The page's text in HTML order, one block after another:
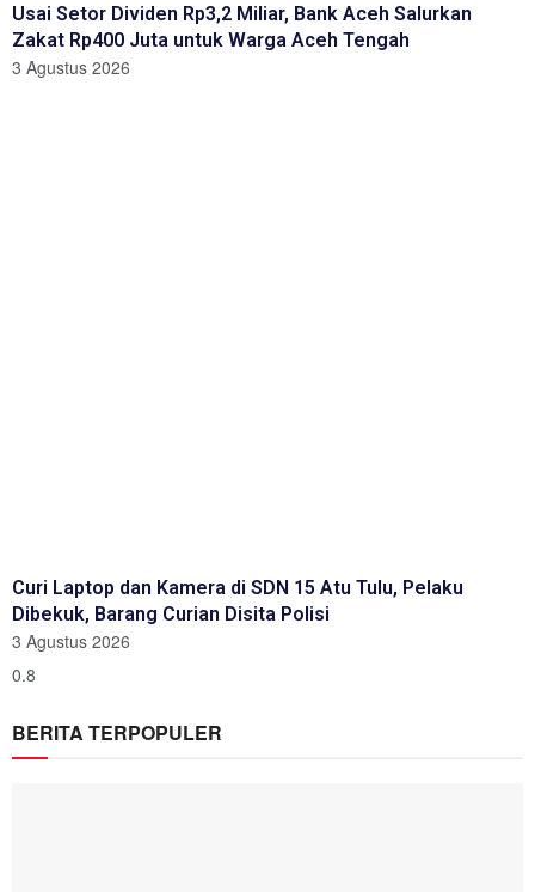
Usai Setor Dividen Rp3,2 Miliar, Bank Aceh Salurkan
Zakat Rp400 Juta untuk Warga Aceh Tengah
3 Agustus 2026
Curi Laptop dan Kamera di SDN 15 Atu Tulu, Pelaku
Dibekuk, Barang Curian Disita Polisi
3 Agustus 2026
BERITA TERPOPULER